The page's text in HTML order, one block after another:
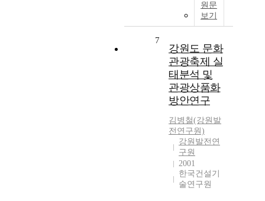
원문
보기
7
강원도 문화
관광축제 실
태분석 및
관광상품화
방안연구
김병철(강원발
전연구원)
강원발전연
구원
2001
한국건설기
술연구원